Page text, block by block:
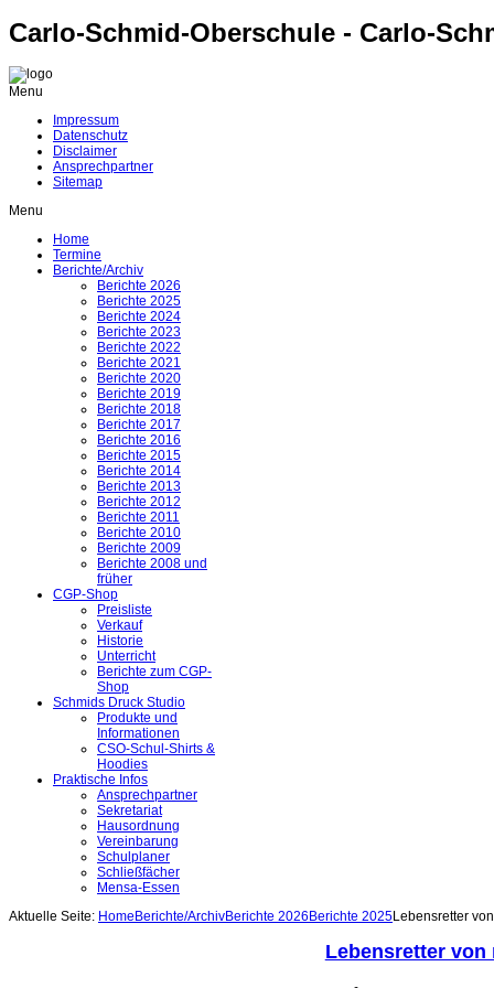
Carlo-Schmid-Oberschule - Carlo-
Menu
Impressum
Datenschutz
Disclaimer
Ansprechpartner
Sitemap
Menu
Home
Termine
Berichte/Archiv
Berichte 2026
Berichte 2025
Berichte 2024
Berichte 2023
Berichte 2022
Berichte 2021
Berichte 2020
Berichte 2019
Berichte 2018
Berichte 2017
Berichte 2016
Berichte 2015
Berichte 2014
Berichte 2013
Berichte 2012
Berichte 2011
Berichte 2010
Berichte 2009
Berichte 2008 und
früher
CGP-Shop
Preisliste
Verkauf
Historie
Unterricht
Berichte zum CGP-
Shop
Schmids Druck Studio
Produkte und
Informationen
CSO-Schul-Shirts &
Hoodies
Praktische Infos
Ansprechpartner
Sekretariat
Hausordnung
Vereinbarung
Schulplaner
Schließfächer
Mensa-Essen
Aktuelle Seite: Home Berichte/ArchivBerichte 2026 Berichte 2025Lebensretter
Lebensretter von